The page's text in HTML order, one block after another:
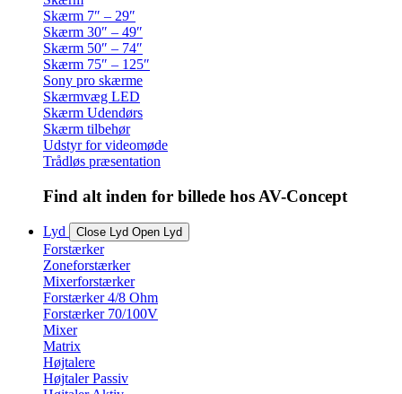
Skærm 7″ – 29″
Skærm 30″ – 49″
Skærm 50″ – 74″
Skærm 75″ – 125″
Sony pro skærme
Skærmvæg LED
Skærm Udendørs
Skærm tilbehør
Udstyr for videomøde
Trådløs præsentation
Find alt inden for billede hos AV-Concept
Lyd Close Lyd Open Lyd
Forstærker
Zoneforstærker
Mixerforstærker
Forstærker 4/8 Ohm
Forstærker 70/100V
Mixer
Matrix
Højtalere
Højtaler Passiv